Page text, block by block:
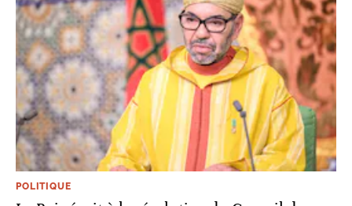
POLITIQUE